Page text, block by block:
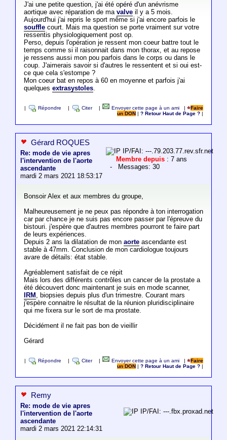
J'ai une petite question, j'ai été opéré d'un anévrisme
aortique avec réparation de ma valveil y a 5 mois.
Aujourd'hui j'ai repris le sport même si j'ai encore parfois le
soufflecourt. Mais ma question se porte vraiment sur votre
ressentis physiologiquement post op.
Perso, depuis l'opération je ressent mon coeur battre tout le
temps comme si il raisonnait dans mon thorax, et au repose
je ressens aussi mon pou parfois dans le corps ou dans le
coup. J'aimerais savoir si d'autres le ressentent et si oui est-
ce que cela s'estompe ?
Mon coeur bat en repos à 60 en moyenne et parfois j'ai
quelques extrasystoles.
Répondre Citer Envoyer cette page à un ami |
Faire
un DON
|? Retour Haut de Page ?
Gérard ROQUES
Re: mode de vie apres
l'intervention de l'aorte
ascendante
mardi 2 mars 2021 18:53:17
IP/FAI: ---.79.203.77.rev.sfr.net
Membre depuis : 7 ans
- Messages: 30
Bonsoir Alex et aux membres du groupe,
Malheureusement je ne peux pas répondre à ton interrogation
car par chance je ne suis pas encore passer par l'épreuve du
bistouri. j'espère que d'autres membres pourront te faire part
de leurs expériences.
Depuis 2 ans la dilatation de mon aorteascendante est
stable à 47mm. Conclusion de mon cardiologue toujours
avare de détails: état stable.
Agréablement satisfait de ce répit
Mais lors des différents contrôles un cancer de la prostate a
été découvert donc maintenant je suis en mode scanner,
IRM , biopsies depuis plus d'un trimestre. Courant mars
j'espère connaitre le résultat de la réunion pluridisciplinaire
qui me fixera sur le sort de ma prostate.
Décidément il ne fait pas bon de vieillir
Gérard
Répondre Citer Envoyer cette page à un ami |
Faire
un DON
|? Retour Haut de Page ?
Remy
Re: mode de vie apres
l'intervention de l'aorte
ascendante
mardi 2 mars 2021 22:14:31
IP/FAI: ---.fbx.proxad.net